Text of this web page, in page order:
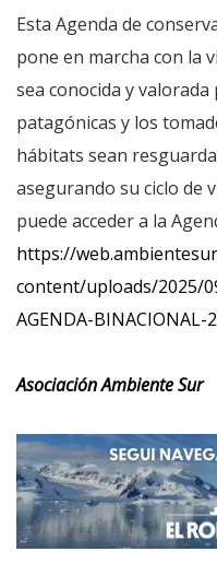
Esta Agenda de
pone en marcha con la
sea conocida y
patagónicas y los
hábitats sean
asegurando su ciclo de
puede acceder a la
https://
content/uploads/2025/
AGENDA-BINACIONAL-
Asociación Ambiente Sur